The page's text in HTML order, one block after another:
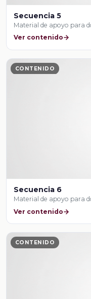
Secuencia 5
Material de apoyo para
Ver contenido
CONTENIDO
Secuencia 6
Material de apoyo para
Ver contenido
CONTENIDO